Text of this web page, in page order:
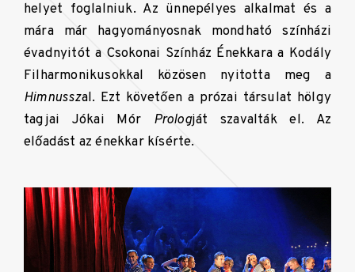
helyet foglalniuk. Az ünnepélyes alkalmat és a
mára már hagyományosnak mondható színházi
évadnyitót a Csokonai Színház Énekkara a Kodály
Filharmonikusokkal közösen nyitotta meg a
Himnusszal. Ezt követően a prózai társulat hölgy
tagjai Jókai Mór Prologját szavalták el. Az
előadást az énekkar kísérte.